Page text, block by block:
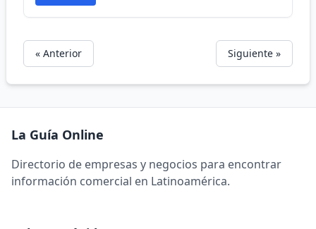
« Anterior Siguiente »
La Guía Online
Directorio de empresas y negocios para encontrar
información comercial en Latinoamérica.